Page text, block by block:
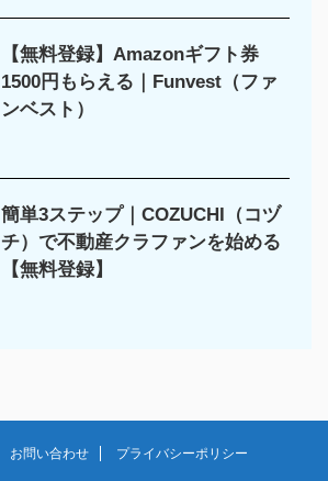
【無料登録】Amazonギフト券
1500円もらえる｜Funvest（ファ
ンベスト）
簡単3ステップ｜COZUCHI（コヅ
チ）で不動産クラファンを始める
【無料登録】
お問い合わせ プライバシーポリシー